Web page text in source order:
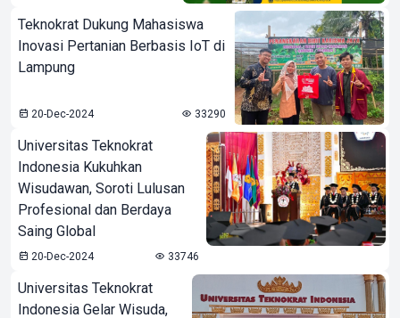
Teknokrat Dukung Mahasiswa
Inovasi Pertanian Berbasis IoT di
Lampung
20-Dec-2024 33290
Universitas Teknokrat
Indonesia Kukuhkan
Wisudawan, Soroti Lulusan
Profesional dan Berdaya
Saing Global
20-Dec-2024 33746
Universitas Teknokrat
Indonesia Gelar Wisuda,